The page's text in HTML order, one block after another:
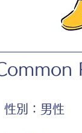
性別： 男性